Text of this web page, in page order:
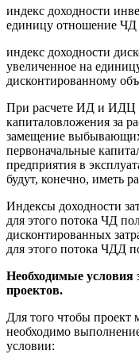
индекс доходности
единицу отношение ЧД
индекс доходности
увеличенное на
дисконтированному
При расчете ИД и ИДЦ
капиталовложения за
замещение
первоначальные
предприятия в
будут, конечно, иметь
Индексы доходности
для этого потока ЧД
дисконтированных
для этого потока ЧДД
Необходимые условия
проектов.
Для того чтобы
необходимо
условии: